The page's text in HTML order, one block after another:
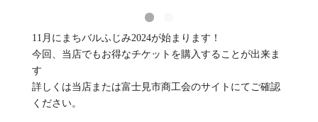
11月にまちバルふじみ2024が始まります！
今回、当店でもお得なチケットを購入することが出来ま
す
詳しくは当店または富士見市商工会のサイトにてご確認
ください。